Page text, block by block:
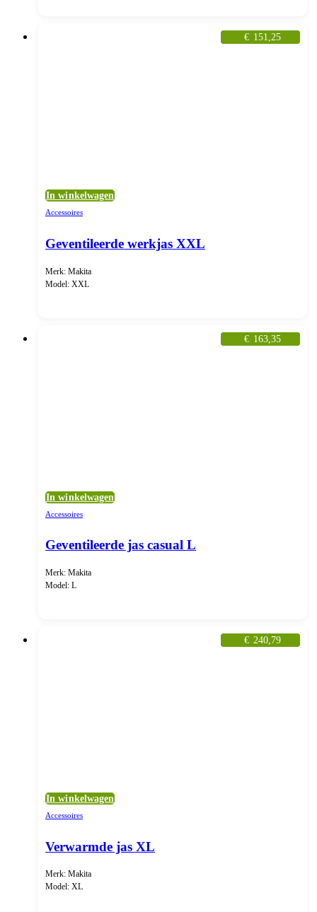
€ 151,25
In winkelwagen
Accessoires
Geventileerde werkjas XXL
Merk: Makita
Model: XXL
€ 163,35
In winkelwagen
Accessoires
Geventileerde jas casual L
Merk: Makita
Model: L
€ 240,79
In winkelwagen
Accessoires
Verwarmde jas XL
Merk: Makita
Model: XL